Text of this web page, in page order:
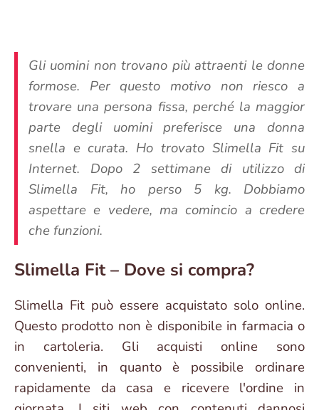
Gli uomini non trovano più attraenti le donne
formose. Per questo motivo non riesco a
trovare una persona fissa, perché la maggior
parte degli uomini preferisce una donna
snella e curata. Ho trovato Slimella Fit su
Internet. Dopo 2 settimane di utilizzo di
Slimella Fit, ho perso 5 kg. Dobbiamo
aspettare e vedere, ma comincio a credere
che funzioni.
Slimella Fit – Dove si compra?
Slimella Fit può essere acquistato solo online.
Questo prodotto non è disponibile in farmacia o
in cartoleria. Gli acquisti online sono
convenienti, in quanto è possibile ordinare
rapidamente da casa e ricevere l'ordine in